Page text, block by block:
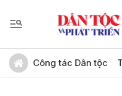
Công tác Dân tộc